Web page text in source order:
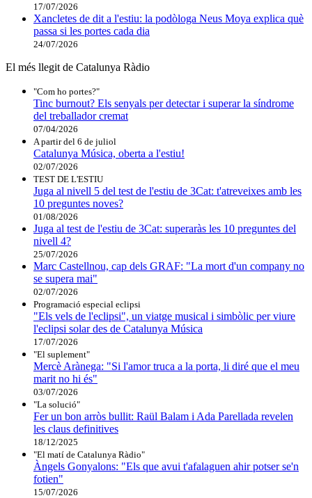
17/07/2026
Xancletes de dit a l'estiu: la podòloga Neus Moya explica què
passa si les portes cada dia
24/07/2026
El més llegit de Catalunya Ràdio
"Com ho portes?"
Tinc burnout? Els senyals per detectar i superar la síndrome
del treballador cremat
07/04/2026
A partir del 6 de juliol
Catalunya Música, oberta a l'estiu!
02/07/2026
TEST DE L'ESTIU
Juga al nivell 5 del test de l'estiu de 3Cat: t'atreveixes amb les
10 preguntes noves?
01/08/2026
Juga al test de l'estiu de 3Cat: superaràs les 10 preguntes del
nivell 4?
25/07/2026
Marc Castellnou, cap dels GRAF: "La mort d'un company no
se supera mai"
02/07/2026
Programació especial eclipsi
"Els vels de l'eclipsi", un viatge musical i simbòlic per viure
l'eclipsi solar des de Catalunya Música
17/07/2026
"El suplement"
Mercè Arànega: "Si l'amor truca a la porta, li diré que el meu
marit no hi és"
03/07/2026
"La solució"
Fer un bon arròs bullit: Raül Balam i Ada Parellada revelen
les claus definitives
18/12/2025
"El matí de Catalunya Ràdio"
Àngels Gonyalons: "Els que avui t'afalaguen ahir potser se'n
fotien"
15/07/2026